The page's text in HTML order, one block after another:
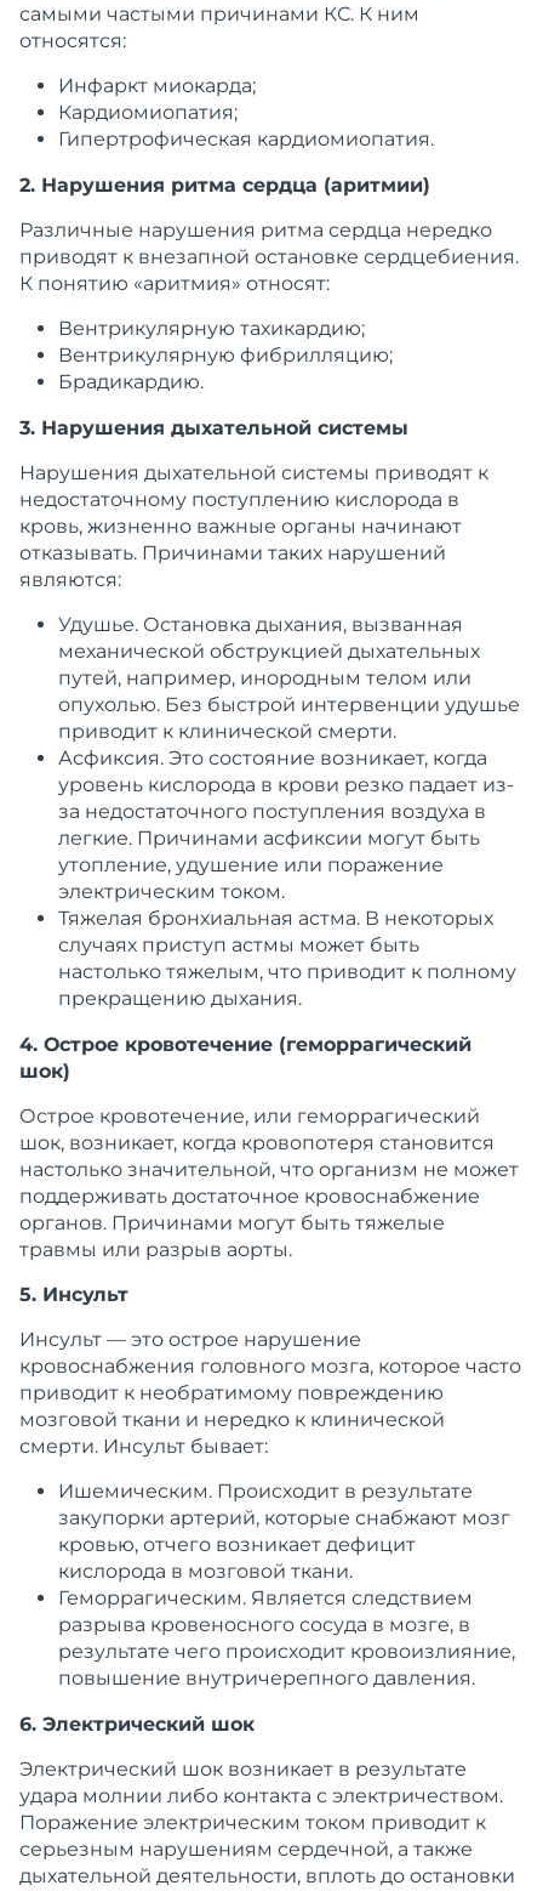
самыми частыми причинами КС. К ним
относятся:
Инфаркт миокарда;
Кардиомиопатия;
Гипертрофическая кардиомиопатия.
2. Нарушения ритма сердца (аритмии)
Различные нарушения ритма сердца нередко
приводят к внезапной остановке сердцебиения.
К понятию «аритмия» относят:
Вентрикулярную тахикардию;
Вентрикулярную фибрилляцию;
Брадикардию.
3. Нарушения дыхательной системы
Нарушения дыхательной системы приводят к
недостаточному поступлению кислорода в
кровь, жизненно важные органы начинают
отказывать. Причинами таких нарушений
являются:
Удушье. Остановка дыхания, вызванная
механической обструкцией дыхательных
путей, например, инородным телом или
опухолью. Без быстрой интервенции удушье
приводит к клинической смерти.
Асфиксия. Это состояние возникает, когда
уровень кислорода в крови резко падает из-
за недостаточного поступления воздуха в
легкие. Причинами асфиксии могут быть
утопление, удушение или поражение
электрическим током.
Тяжелая бронхиальная астма. В некоторых
случаях приступ астмы может быть
настолько тяжелым, что приводит к полному
прекращению дыхания.
4. Острое кровотечение (геморрагический
шок)
Острое кровотечение, или геморрагический
шок, возникает, когда кровопотеря становится
настолько значительной, что организм не может
поддерживать достаточное кровоснабжение
органов. Причинами могут быть тяжелые
травмы или разрыв аорты.
5. Инсульт
Инсульт — это острое нарушение
кровоснабжения головного мозга, которое часто
приводит к необратимому повреждению
мозговой ткани и нередко к клинической
смерти. Инсульт бывает:
Ишемическим. Происходит в результате
закупорки артерий, которые снабжают мозг
кровью, отчего возникает дефицит
кислорода в мозговой ткани.
Геморрагическим. Является следствием
разрыва кровеносного сосуда в мозге, в
результате чего происходит кровоизлияние,
повышение внутричерепного давления.
6. Электрический шок
Электрический шок возникает в результате
удара молнии либо контакта с электричеством.
Поражение электрическим током приводит к
серьезным нарушениям сердечной, а также
дыхательной деятельности, вплоть до остановки